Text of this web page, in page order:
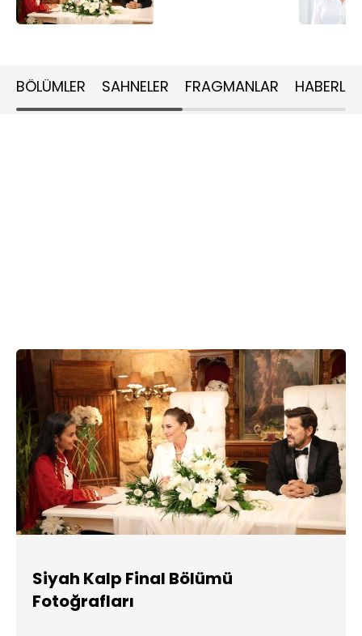
BÖLÜMLER SAHNELER FRAGMANLAR HABERLER
Siyah Kalp Final Bölümü
Fotoğrafları